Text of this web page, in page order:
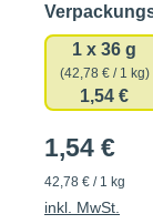
1 x 36 g
(42,78 € / 1 kg)
1,54 €
1,54 €
42,78 € / 1 kg
inkl. MwSt.